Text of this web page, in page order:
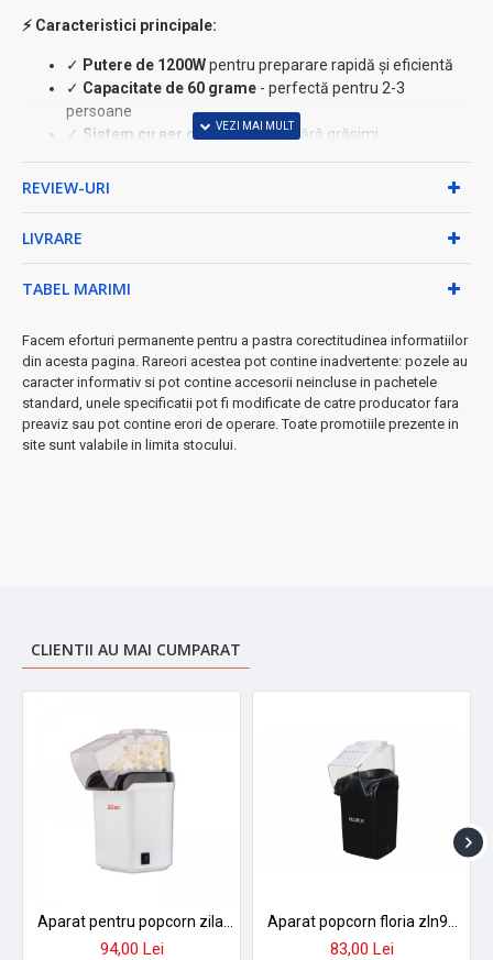
⚡ Caracteristici principale:
✓ Putere de 1200Wpentru preparare rapidă și eficientă
✓ Capacitate de 60 grame - perfectă pentru 2-3
persoane
✓ Sistem cu aer cald - fără ulei, fără grăsimi
✓ Design elegant alb
★ De ce să alegi aparatul Floria ZLN9044?
• Funcționare silențioasă și sigură
• Ideal pentru seri de film, petreceri sau gustări zilnice
• Consum energetic optimizat
➤Perfect pentru:familii, serile de film, petreceri acasă, gustări
sănătoase pentru copii
REVIEW-URI
LIVRARE
TABEL MARIMI
Facem eforturi permanente pentru a pastra corectitudinea informatiilor
din acesta pagina. Rareori acestea pot contine inadvertente: pozele au
caracter informativ si pot contine accesorii neincluse in pachetele
standard, unele specificatii pot fi modificate de catre producator fara
preaviz sau pot contine erori de operare. Toate promotiile prezente in
site sunt valabile in limita stocului.
CLIENTII AU MAI CUMPARAT
94,00 Lei 83,00 Lei